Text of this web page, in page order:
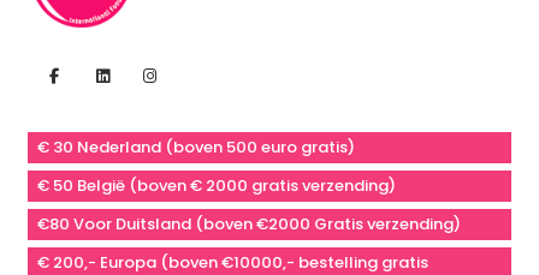
€ 30 Nederland (boven 500 euro gratis)
€ 50 België (boven € 2000 gratis verzending)
€80 Voor Duitsland (boven €2000 Gratis verzending)
€ 200,- Europa (boven €10000,- bestelling gratis